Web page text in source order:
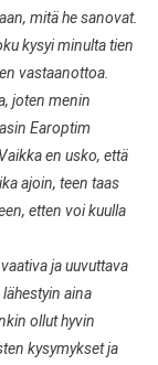
mitä he sanovat.
kysyi minulta tien
vastaanottoa.
joten menin
Earoptim
en usko, että
ajoin, teen taas
etten voi kuulla
ja uuvuttava
aina
ollut hyvin
kysymykset ja